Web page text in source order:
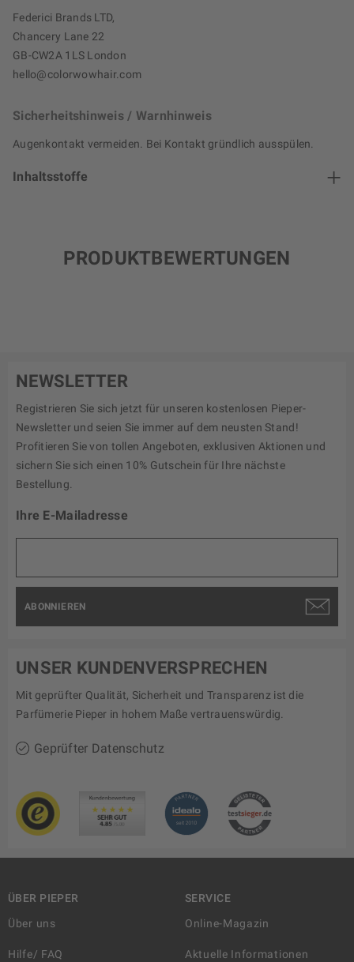
Federici Brands LTD,
Chancery Lane 22
GB-CW2A 1LS London
hello@colorwowhair.com
Sicherheitshinweis / Warnhinweis
Augenkontakt vermeiden. Bei Kontakt gründlich ausspülen.
Inhaltsstoffe
PRODUKTBEWERTUNGEN
NEWSLETTER
Registrieren Sie sich jetzt für unseren kostenlosen Pieper-
Newsletter und seien Sie immer auf dem neusten Stand!
Profitieren Sie von tollen Angeboten, exklusiven Aktionen und
sichern Sie sich einen 10% Gutschein für Ihre nächste
Bestellung.
Ihre E-Mailadresse
ABONNIEREN
UNSER KUNDENVERSPRECHEN
Mit geprüfter Qualität, Sicherheit und Transparenz ist die
Parfümerie Pieper in hohem Maße vertrauenswürdig.
Geprüfter Datenschutz
ÜBER PIEPER
Über uns
Hilfe/ FAQ
SERVICE
Online-Magazin
Aktuelle Informationen